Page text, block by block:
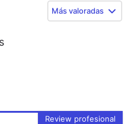
Más valoradas
Review profesional